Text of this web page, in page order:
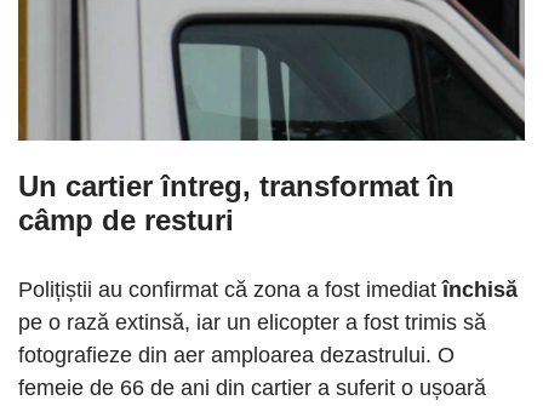
Un cartier întreg, transformat în
câmp de resturi
Polițiștii au confirmat că zona a fost imediatînchisă
pe o rază extinsă, iar un elicopter a fost trimis să
fotografieze din aer amploarea dezastrului. O
femeie de 66 de ani din cartier a suferit o ușoară